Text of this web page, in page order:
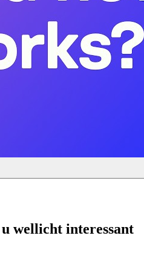
wellicht interessant